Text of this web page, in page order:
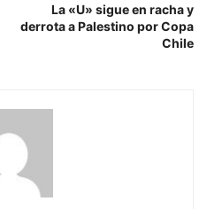
La «U» sigue en racha y
derrota a Palestino por Copa
Chile